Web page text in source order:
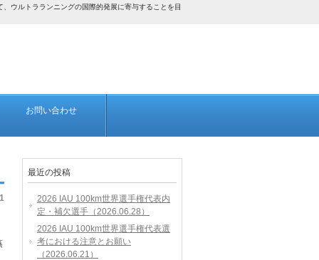
ウルトラランニングの国際的発展に寄与することを目
お問い合わせ
最近の投稿
2026 IAU 100km世界選手権代表内
定・補欠選手（2026.06.28）
2026 IAU 100km世界選手権代表選
考における注意とお願い
（2026.06.21）